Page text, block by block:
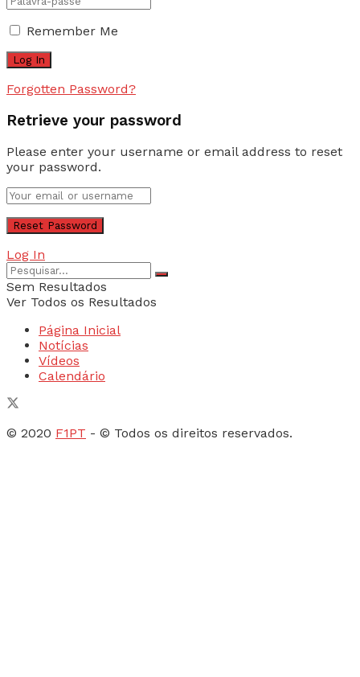
Remember Me
Forgotten Password?
Retrieve your password
Please enter your username or email address to reset
your password.
Log In
Sem Resultados
Ver Todos os Resultados
Página Inicial
Notícias
Vídeos
Calendário
© 2020 F1PT - © Todos os direitos reservados.